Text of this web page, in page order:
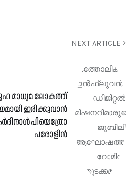
NEXT ARTICLE
മാധ്യമ ലോകത്ത്
ഇരിക്കുവാൻ
പിയെത്രോ
പരോളിൻ